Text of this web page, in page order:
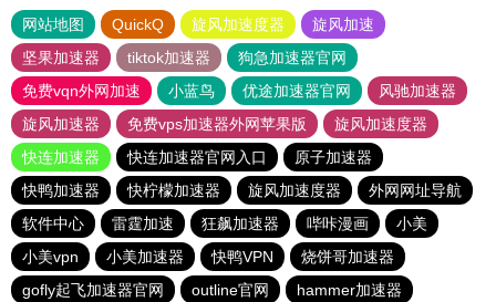
网站地图 QuickQ 旋风加速度器
旋风加速
坚果加速器
tiktok加速器
狗急加速器官网
免费vqn外网加速
小蓝鸟 优途加速器官网
风驰加速器
旋风加速器
免费vps加速器外网苹果版
旋风加速度器
快连加速器
快连加速器官网入口
原子加速器
快鸭加速器
快柠檬加速器 旋风加速度器
外网网址导航
软件中心
雷霆加速 狂飙加速器 哔咔漫画
小美
小美vpn
小美加速器 快鸭VPN
烧饼哥加速器
gofly起飞加速器官网
outline官网
hammer加速器